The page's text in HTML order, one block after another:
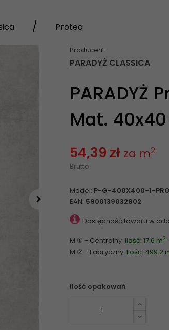
Proteo
Producent
PARADYŻ CLASSICA
PARADYŻ
Mat. 40x40
54,39 zł za m2
Brutto
Model: P-G-400X400-1-
EAN: 5900139032802
Dostępność towaru w
M ① - Centralny Ilość: 17.6 m2
M ② - Fabryczny Ilość: 499.2
Ilość opakowań